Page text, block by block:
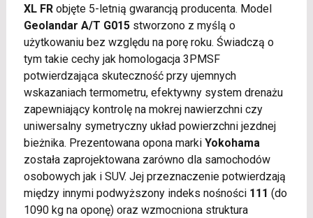
XL FRobjęte 5-letnią gwarancją producenta. Model
Geolandar A/T G015stworzono z myślą o
użytkowaniu bez względu na porę roku. Świadczą o
tym takie cechy jak homologacja 3PMSF
potwierdzająca skuteczność przy ujemnych
wskazaniach termometru, efektywny system drenażu
zapewniający kontrolę na mokrej nawierzchni czy
uniwersalny symetryczny układ powierzchni jezdnej
bieżnika. Prezentowana opona marki Yokohama
została zaprojektowana zarówno dla samochodów
osobowych jak i SUV. Jej przeznaczenie potwierdzają
między innymi podwyższony indeks nośności 111 (do
1090 kg na oponę) oraz wzmocniona struktura